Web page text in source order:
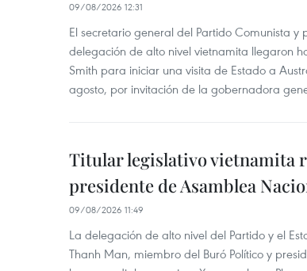
09/08/2026 12:31
El secretario general del Partido Comunista y
delegación de alto nivel vietnamita llegaron
Smith para iniciar una visita de Estado a
agosto, por invitación de la gobernadora
Titular legislativo vietnamita
presidente de Asamblea
09/08/2026 11:49
La delegación de alto nivel del Partido y el
Thanh Man, miembro del Buró Político y